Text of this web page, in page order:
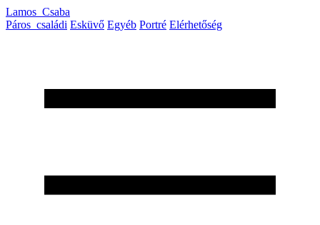
Lamos_Csaba
Páros_családi Esküvő Egyéb Portré Elérhetőség